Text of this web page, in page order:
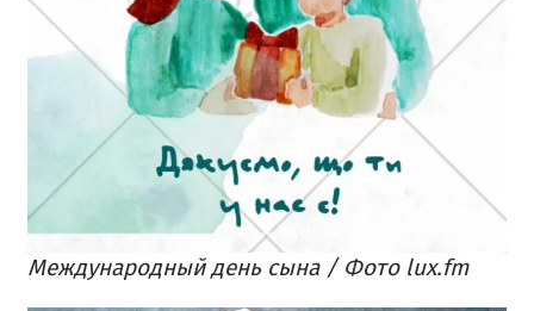
Международный день сына / Фото lux.fm